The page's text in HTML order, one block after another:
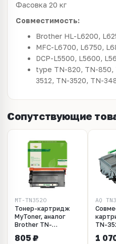
Фасовка 20 кг
Совместимость:
Brother HL-L6200,
MFC-L6700, L6750,
DCP-L5500, L5600,
type TN-820, TN-
3512, TN-3520, TN-
Сопутствующие
MT-TN3520
Тонер-картридж
MyToner, аналог
Brother TN-
805 ₽
AQ
TN-
1